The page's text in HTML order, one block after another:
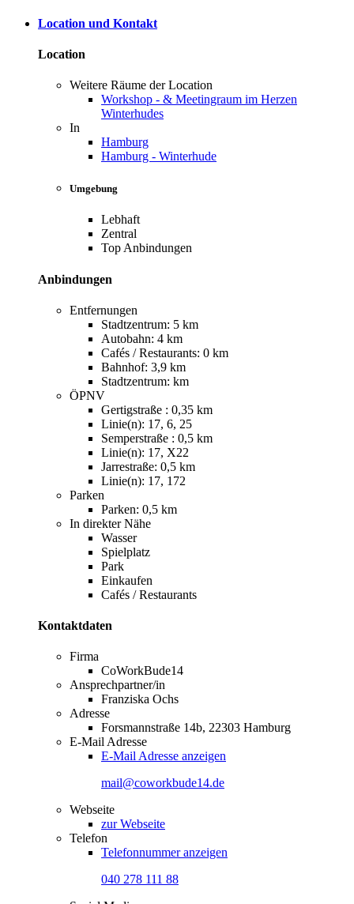
Location und Kontakt
Location
Weitere Räume der Location
Workshop - & Meetingraum im Herzen
Winterhudes
In
Hamburg
Hamburg - Winterhude
Umgebung
Lebhaft
Zentral
Top Anbindungen
Anbindungen
Entfernungen
Stadtzentrum: 5 km
Autobahn: 4 km
Cafés / Restaurants: 0 km
Bahnhof: 3,9 km
Stadtzentrum: km
ÖPNV
Gertigstraße : 0,35 km
Linie(n): 17, 6, 25
Semperstraße : 0,5 km
Linie(n): 17, X22
Jarrestraße: 0,5 km
Linie(n): 17, 172
Parken
Parken: 0,5 km
In direkter Nähe
Wasser
Spielplatz
Park
Einkaufen
Cafés / Restaurants
Kontaktdaten
Firma
CoWorkBude14
Ansprechpartner/in
Franziska Ochs
Adresse
Forsmannstraße 14b, 22303 Hamburg
E-Mail Adresse
E-Mail Adresse anzeigen
mail@coworkbude14.de
Webseite
zur Webseite
Telefon
Telefonnummer anzeigen
040 278 111 88